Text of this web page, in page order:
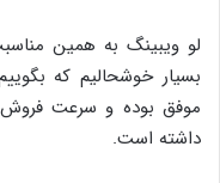
لو ویبینگ به همین
داشته است.